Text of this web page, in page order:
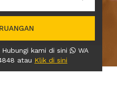
kami di sini
WA
atau Klik di sini